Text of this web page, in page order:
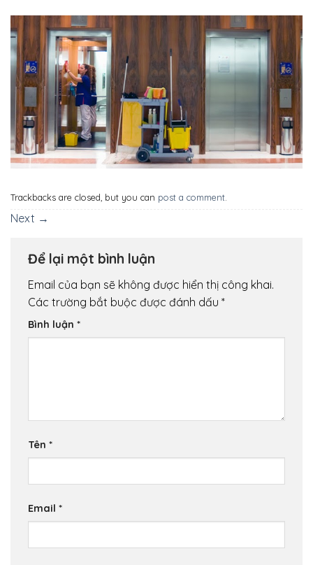
Trackbacks are closed, but you can post a comment
Next →
Để lại một bình luận
Email của bạn sẽ không được hiển thị công khai.
Các trường bắt buộc được đánh dấu *
Bình luận *
Tên *
Email *